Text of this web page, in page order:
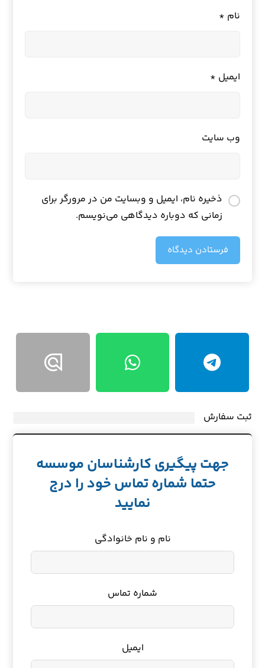
نام *
ایمیل *
وب‌ سایت
ذخیره نام، ایمیل و وبسایت من در مرورگر برای
زمانی که دوباره دیدگاهی می‌نویسم.
فرستادن دیدگاه
ثبت سفارش
جهت پیگیری کارشناسان موسسه
حتما شماره تماس خود را درج
نمایید
نام و نام خانوادگی
شماره تماس
ایمیل